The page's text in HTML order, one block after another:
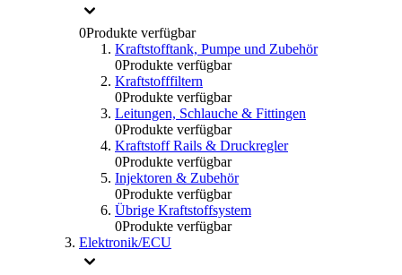
0Produkte verfügbar
Kraftstofftank, Pumpe und Zubehör
0Produkte verfügbar
Kraftstofffiltern
0Produkte verfügbar
Leitungen, Schlauche & Fittingen
0Produkte verfügbar
Kraftstoff Rails & Druckregler
0Produkte verfügbar
Injektoren & Zubehör
0Produkte verfügbar
Übrige Kraftstoffsystem
0Produkte verfügbar
Elektronik/ECU